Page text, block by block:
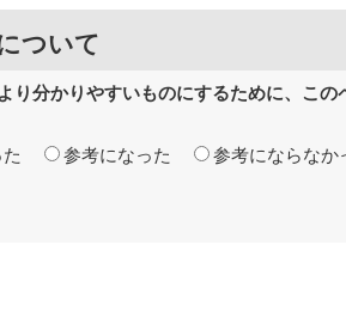
ついて
り分かりやすいものにするために、こ
参考になった 参考にならなか